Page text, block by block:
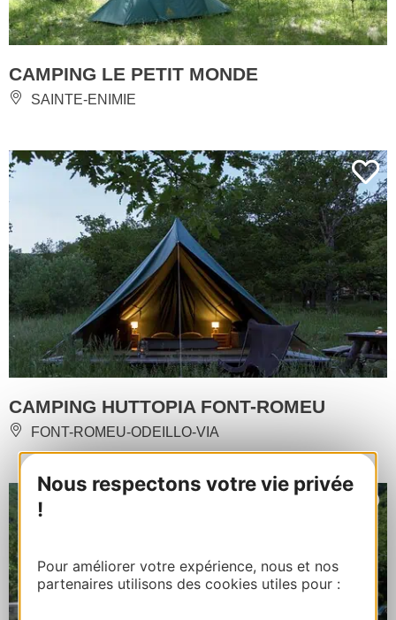
Nous respectons votre vie privée
!
Pour améliorer votre expérience, nous et nos
partenaires utilisons des cookies utiles pour :
CAMPING LE PETIT MONDE
SAINTE-ENIMIE
CAMPING HUTTOPIA FONT-ROMEU
FONT-ROMEU-ODEILLO-VIA